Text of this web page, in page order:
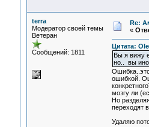
terra
Модератор своей темы
Ветеран
Сообщений: 1811
Re:
«
Цитата:
Вы я вижу
но.. вы
ошибкой.
мозгу ли
Но
переходят
Удаляю